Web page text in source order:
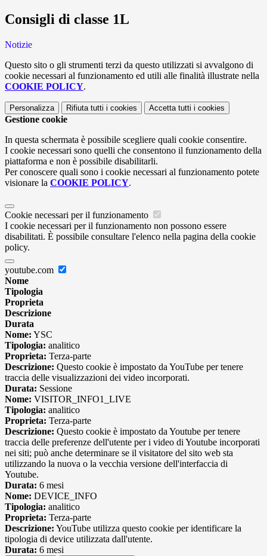
Consigli di classe 1L
Notizie
Questo sito o gli strumenti terzi da questo utilizzati si avvalgono di
cookie necessari al funzionamento ed utili alle finalità illustrate nella
COOKIE POLICY.
Personalizza Rifiuta tutti i cookies Accetta tutti i cookies
Gestione cookie
In questa schermata è possibile scegliere quali cookie consentire.
I cookie necessari sono quelli che consentono il funzionamento della
piattaforma e non è possibile disabilitarli.
Per conoscere quali sono i cookie necessari al funzionamento potete
visionare la COOKIE POLICY.
Cookie necessari per il funzionamento
I cookie necessari per il funzionamento non possono essere
disabilitati. È possibile consultare l'elenco nella pagina della cookie
policy.
youtube.com
Nome
Tipologia
Proprieta
Descrizione
Durata
Nome: YSC
Tipologia: analitico
Proprieta: Terza-parte
Descrizione: Questo cookie è impostato da YouTube per tenere
traccia delle visualizzazioni dei video incorporati.
Durata: Sessione
Nome: VISITOR_INFO1_LIVE
Tipologia: analitico
Proprieta: Terza-parte
Descrizione: Questo cookie è impostato da Youtube per tenere
traccia delle preferenze dell'utente per i video di Youtube incorporati
nei siti; può anche determinare se il visitatore del sito web sta
utilizzando la nuova o la vecchia versione dell'interfaccia di
Youtube.
Durata: 6 mesi
Nome: DEVICE_INFO
Tipologia: analitico
Proprieta: Terza-parte
Descrizione: YouTube utilizza questo cookie per identificare la
tipologia di device utilizzata dall'utente.
Durata: 6 mesi